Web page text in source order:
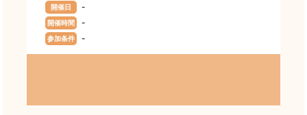
開催日 -
開催時間 -
参加条件 -